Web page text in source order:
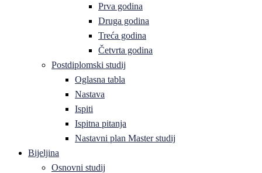
Prva godina
Druga godina
Treća godina
Četvrta godina
Postdiplomski studij
Oglasna tabla
Nastava
Ispiti
Ispitna pitanja
Nastavni plan Master studij
Bijeljina
Osnovni studij